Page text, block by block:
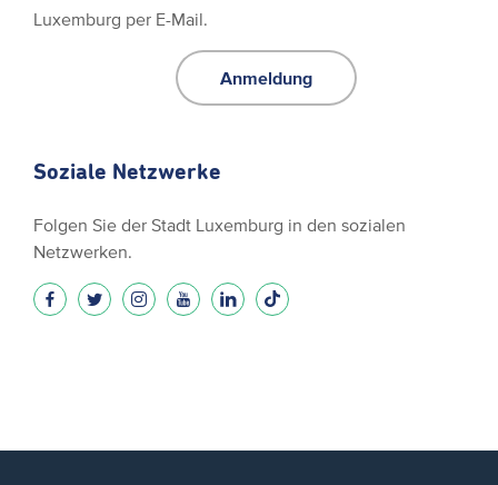
Luxemburg per E-Mail.
Anmeldung
Soziale Netzwerke
Folgen Sie der Stadt Luxemburg in den sozialen
Netzwerken.